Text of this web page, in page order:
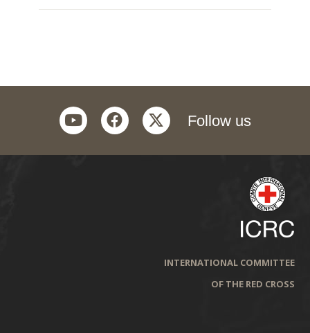
Follow us
twitter
facebook
youtube
INTERNATIONAL COMMITTEE
OF THE RED CROSS